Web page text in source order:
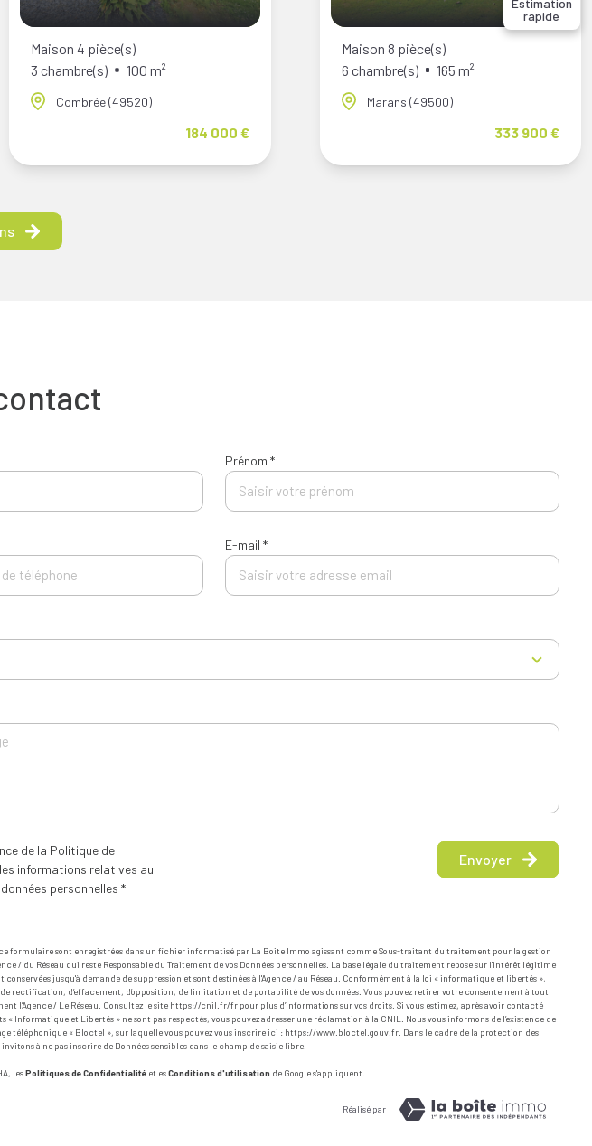
Maison 4 pièce(s)
3 chambre(s)
100 m²
Combrée (49520)
184 000 €
Maison 8 pièce(s)
6 chambre(s)
165 m²
Marans (49500)
333 900 €
Estimation
rapide
Prénom *
E-mail *
de la Politique de
informations relatives au
personnelles *
Envoyer
formulaire sont enregistrées dans un fichier informatisé par La Boite Immo agissant comme Sous-traitant du traitement pour la gestion
/ du Réseau qui reste Responsable du Traitement de vos Données personnelles. La base légale du traitement repose sur l'intérêt légitime
conservées jusqu'à demande de suppression et sont destinées à l'Agence / au Réseau. Conformément à la loi « informatique et libertés »,
de rectification, d’effacement, d’opposition, de limitation et de portabilité de vos données. Vous pouvez retirer votre consentement à tout
l’Agence / Le Réseau. Consultez le site https://cnil.fr/frpour plus d’informations sur vos droits. Si vous estimez, après avoir contacté
« Informatique et Libertés » ne sont pas respectés, vous pouvez adresser une réclamation à la CNIL. Nous vous informons de l’existence de
téléphonique « Bloctel », sur laquelle vous pouvez vous inscrire ici : https://www.bloctel.gouv.fr. Dans le cadre de la protection des
à ne pas inscrire de Données sensibles dans le champ de saisie libre.
lesPolitiques de Confidentialitéet esConditions d'utilisation de Google s'appliquent.
Réalisé par